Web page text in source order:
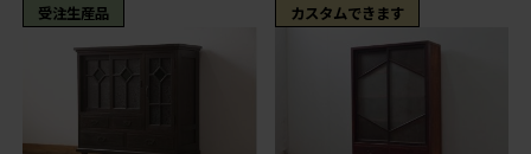
受注生産品 カスタムできます